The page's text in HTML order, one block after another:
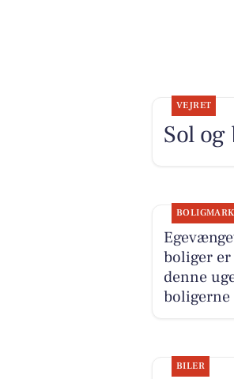
VEJRET
Sol
boliger
denne
boligerne
BILER